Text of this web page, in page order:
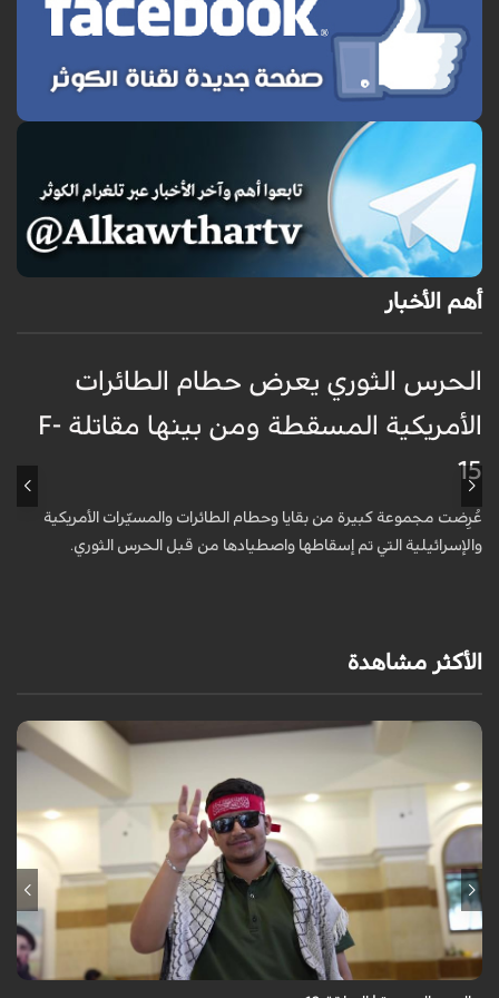
أهم الأخبار
الحرس الثوري يعرض حطام الطائرات
الأمريكية المسقطة ومن بينها مقاتلة F-
15
عُرِضت مجموعة كبيرة من بقايا وحطام الطائرات والمسيّرات الأمريكية
والإسرائيلية التي تم إسقاطها واصطيادها من قبل الحرس الثوري.
الأكثر مشاهدة
برنامج "بالعين المجردة" هو توثيق إنسانيٌّ شجاعٌ للحياة تحت وطأة الحرب،
حيث نستمع فيه إلى شهاداتٍ حيّةٍ لأشخاص عايشوا التفجيرات والدمار، فنرى
بعيونهم ت...